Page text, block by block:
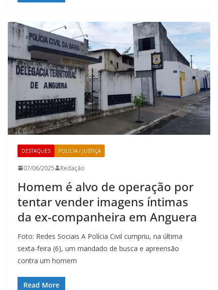
DESTAQUES POLICIA / JUSTIÇA
07/06/2025 Redação
Homem é alvo de operação por
tentar vender imagens íntimas
da ex-companheira em Anguera
Foto: Redes Sociais A Polícia Civil cumpriu, na última
sexta-feira (6), um mandado de busca e apreensão
contra um homem
Read More